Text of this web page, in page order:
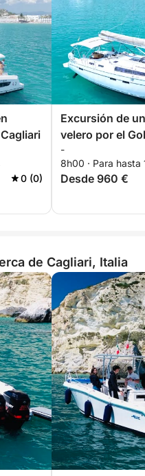
0 (0)
Excursión de
velero por el
-
8h00 · Para hasta
Desde 960 €
de Cagliari, Italia